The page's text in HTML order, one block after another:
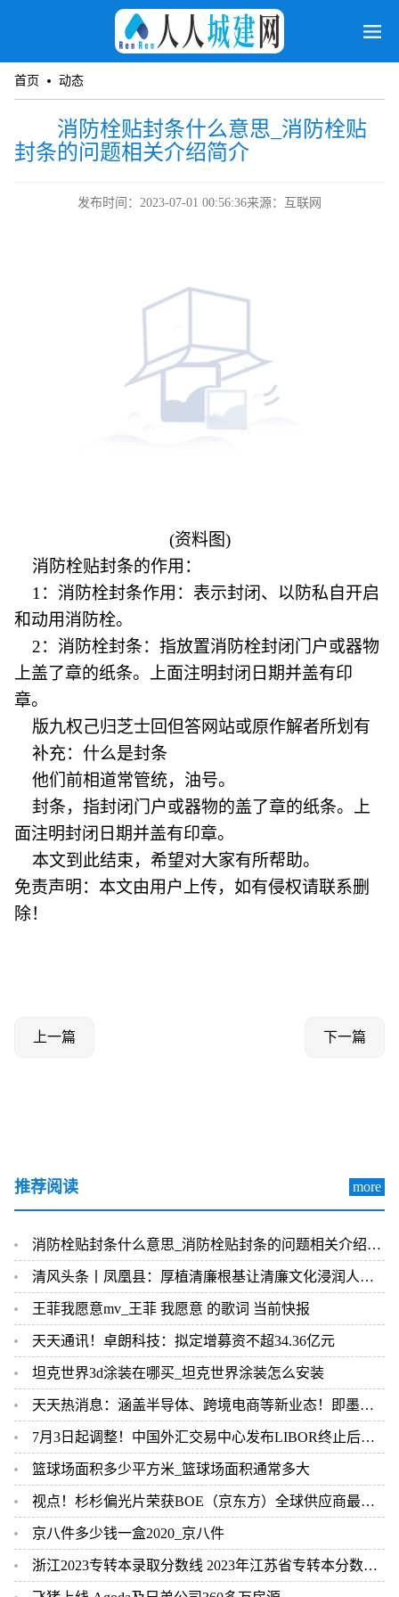
首页 动态
消防栓贴封条什么意思_消防栓贴
封条的问题相关介绍简介
发布时间：2023-07-01 00:56:36来源：互联网
(资料图)
消防栓贴封条的作用：
1：消防栓封条作用：表示封闭、以防私自开启
和动用消防栓。
2：消防栓封条：指放置消防栓封闭门户或器物
上盖了章的纸条。上面注明封闭日期并盖有印
章。
版九权己归芝士回但答网站或原作解者所划有
补充：什么是封条
他们前相道常管统，油号。
封条，指封闭门户或器物的盖了章的纸条。上
面注明封闭日期并盖有印章。
本文到此结束，希望对大家有所帮助。
免责声明：本文由用户上传，如有侵权请联系删
除！
上一篇 下一篇
推荐阅读 more
消防栓贴封条什么意思_消防栓贴封条的问题相关介绍简介
清风头条丨凤凰县：厚植清廉根基让清廉文化浸润人心_每日快播
王菲我愿意mv_王菲 我愿意 的歌词 当前快报
天天通讯！卓朗科技：拟定增募资不超34.36亿元
坦克世界3d涂装在哪买_坦克世界涂装怎么安装
天天热消息：涵盖半导体、跨境电商等新业态！即墨综合保税区智能制造产业园今年8月份交付
7月3日起调整！中国外汇交易中心发布LIBOR终止后银行间外汇市场相关业务安排
篮球场面积多少平方米_篮球场面积通常多大
视点！杉杉偏光片荣获BOE（京东方）全球供应商最高荣誉钻石奖
京八件多少钱一盒2020_京八件
浙江2023专转本录取分数线 2023年江苏省专转本分数线_全球快消息